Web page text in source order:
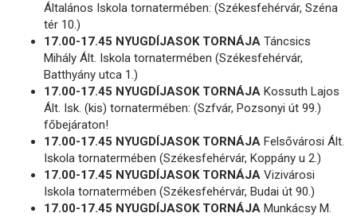
Általános Iskola tornatermében: (Székesfehérvár, Széna
tér 10.)
17.00-17.45 NYUGDÍJASOK TORNÁJA Táncsics
Mihály Ált. Iskola tornatermében (Székesfehérvár,
Batthyány utca 1.)
17.00-17.45 NYUGDÍJASOK TORNÁJA Kossuth Lajos
Ált. Isk. (kis) tornatermében: (Szfvár, Pozsonyi út 99.)
főbejáraton!
17.00-17.45 NYUGDÍJASOK TORNÁJA Felsővárosi Ált.
Iskola tornatermében (Székesfehérvár, Koppány u 2.)
17.00-17.45 NYUGDÍJASOK TORNÁJA Vizivárosi
Iskola tornatermében (Székesfehérvár, Budai út 90.)
17.00-17.45 NYUGDÍJASOK TORNÁJA Munkácsy M.